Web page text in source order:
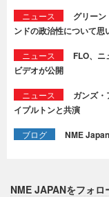
ニュース
グリー
ンドの政治性について思
ニュース
FLO、ニ
ビデオが公開
ニュース
ガンズ
イプルトンと共演
ブログ NME
NME JAPANをフォロ